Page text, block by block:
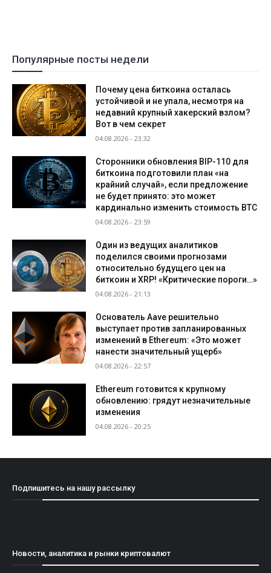
Популярные посты недели
Почему цена биткоина осталась
устойчивой и не упала, несмотря на
недавний крупный хакерский взлом?
Вот в чем секрет
04.08.2026 - 23:32
Сторонники обновления BIP-110 для
биткоина подготовили план «на
крайний случай», если предложение
не будет принято: это может
кардинально изменить стоимость BTC
04.08.2026 - 23:59
Один из ведущих аналитиков
поделился своими прогнозами
относительно будущего цен на
биткоин и XRP! «Критические пороги…»
04.08.2026 - 21:13
Основатель Aave решительно
выступает против запланированных
изменений в Ethereum: «Это может
нанести значительный ущерб»
04.08.2026 - 22:57
Ethereum готовится к крупному
обновлению: грядут незначительные
изменения
04.08.2026 - 20:25
Подпишитесь на нашу рассылку
Новости, аналитика и рынки криптовалют